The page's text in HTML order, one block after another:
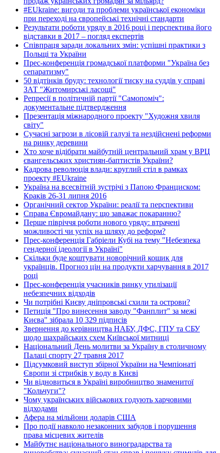
#EUkraine: вигоди та проблеми української економіки
при переході на європейські технічні стандарти
Результати роботи уряду в 2016 році і перспектива його
відставки в 2017 – погляд експертів
Співпраця заради локальних змін: успішні практики з
Польщі та України
Прес-конференція громадської платформи "Україна без
сепаратизму"
50 відтінків бруду: технології тиску на суддів у справі
ЗАТ "Житомирські ласощі"
Репресії в політичній партії "Самопоміч":
документальне підтвердження
Презентація міжнародного проекту "Художня хвиля
світу"
Сучасні загрози в лісовій галузі та нездійснені реформи
на ринку деревини
Хто хоче відібрати майбутній центральний храм у ВРЦ
євангельських християн-баптистів України?
Кадрова революція влади: круглий стіл в рамках
проекту #EUkraine
Україна на всесвітній зустрічі з Папою Франциском:
Краків 26-31 липня 2016
Органічний сектор України: реалії та перспективи
Справа Євромайдану: що заважає покаранню?
Перше півріччя роботи нового уряду: втрачені
можливості чи успіх на шляху до реформ?
Прес-конференція Габріели Кубі на тему "Небезпека
гендерної ідеології в Україні"
Скільки буде коштувати новорічний кошик для
українців. Прогноз цін на продукти харчування в 2017
році
Прес-конференція учасників ринку утилізації
небезпечних відходів
Чи потрібні Києву дніпровські схили та острови?
Петиція "Про винесення заводу "Фанплит" за межі
Києва" зібрала 10 329 підписів
Звернення до керівництва НАБУ, ДФС, ГПУ та СБУ
щодо шахрайських схем Київської митниці
Національний День молитви за Україну в столичному
Палаці спорту 27 травня 2017
Підсумковий виступ збірної України на Чемпіонаті
Європи зі стрибків у воду в Києві
Чи відновиться в Україні виробництво знаменитої
"Кольчуги"?
Чому українських військових годують харчовими
відходами
Афера на мільйони доларів США
Про події навколо незаконних забудов і порушення
права місцевих жителів
Майбутнє національного виноградарства та